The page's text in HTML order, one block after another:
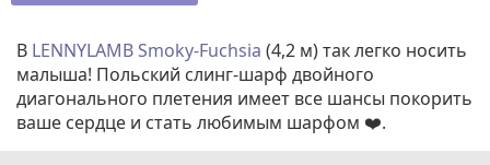
В LENNYLAMB Smoky-Fuchsia (4,2 м) так легко носить
малыша! Польский слинг-шарф двойного
диагонального плетения имеет все шансы покорить
ваше сердце и стать любимым шарфом ❤️.